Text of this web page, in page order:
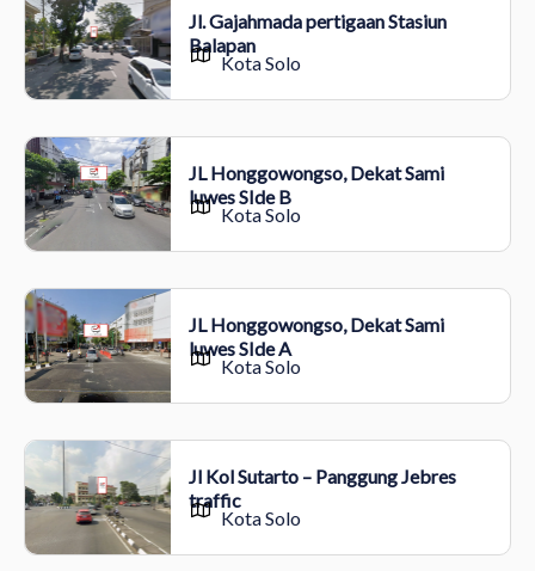
Jl. Gajahmada pertigaan Stasiun
Balapan
Kota Solo
JL Honggowongso, Dekat Sami
luwes SIde B
Kota Solo
JL Honggowongso, Dekat Sami
luwes SIde A
Kota Solo
Jl Kol Sutarto – Panggung Jebres
traffic
Kota Solo